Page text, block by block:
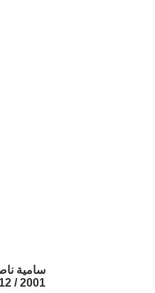
سامية
2001 / 12 / 9